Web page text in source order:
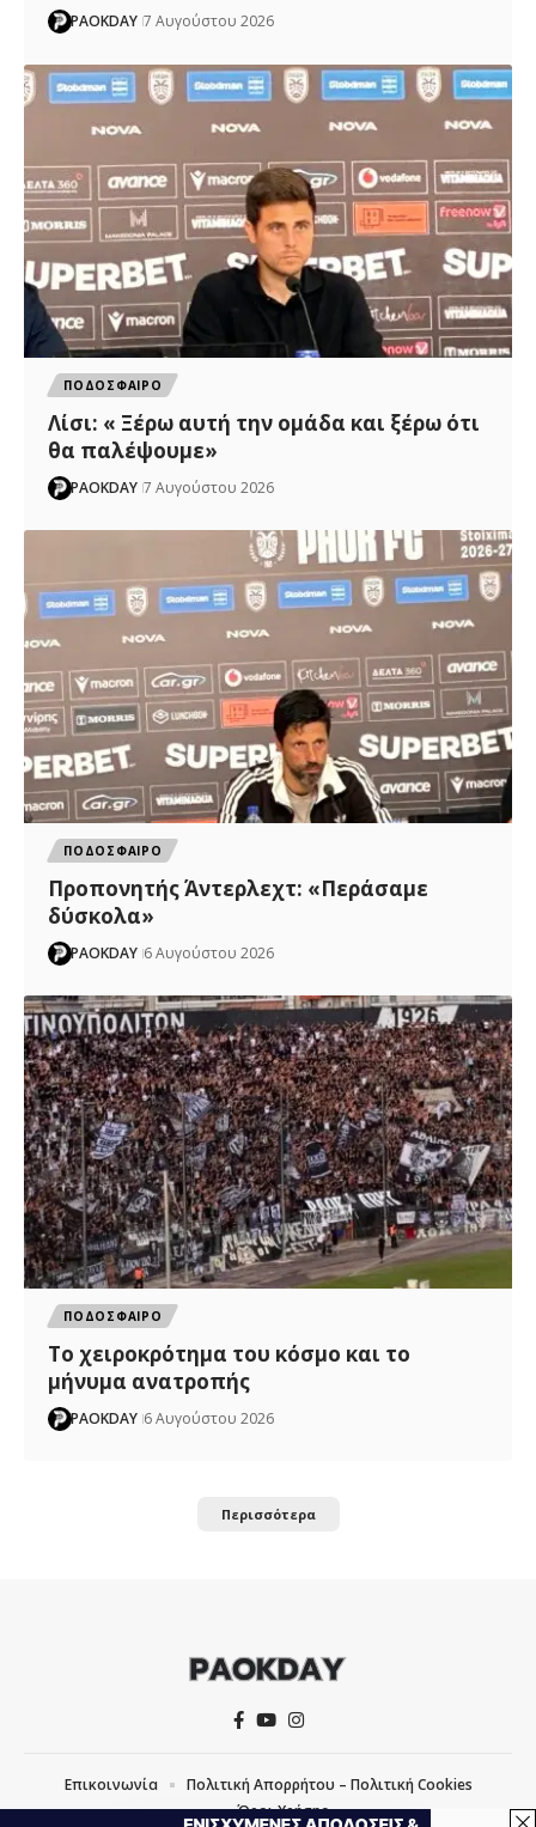
PAOKDAY 7 Αυγούστου 2026
ΠΟΔΟΣΦΑΙΡΟ
Λίσι: « Ξέρω αυτή την ομάδα και ξέρω ότι
θα παλέψουμε»
PAOKDAY 7 Αυγούστου 2026
ΠΟΔΟΣΦΑΙΡΟ
Προπονητής Άντερλεχτ: «Περάσαμε
δύσκολα»
PAOKDAY 6 Αυγούστου 2026
ΠΟΔΟΣΦΑΙΡΟ
Το χειροκρότημα του κόσμο και το
μήνυμα ανατροπής
PAOKDAY 6 Αυγούστου 2026
Περισσότερα
Επικοινωνία
Πολιτική Απορρήτου – Πολιτική Cookies
Όροι Χρήσης